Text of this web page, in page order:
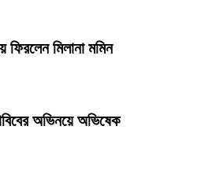
মিলানা মমিন
অভিনয়ে অভিষেক